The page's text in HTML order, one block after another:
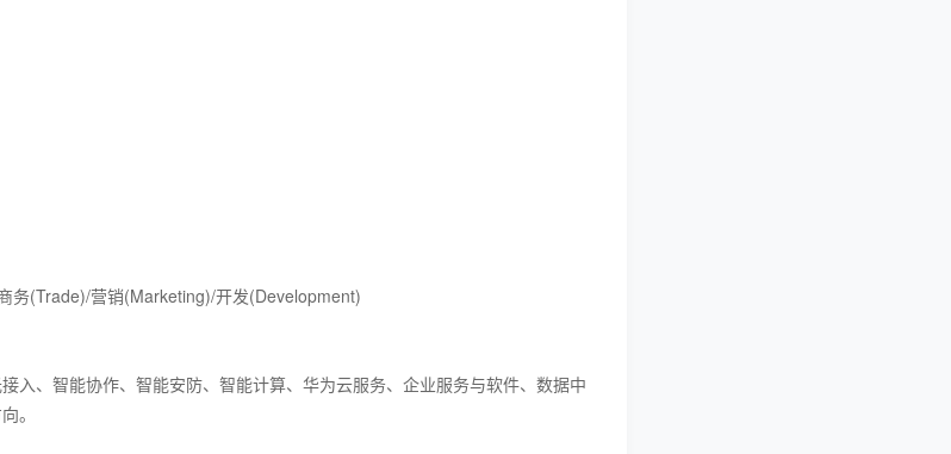
务(Trade)/营销(Marketing)/开发(Development)
入、智能协作、智能安防、智能计算、华为云服务、企业服务与软件、数据中
。